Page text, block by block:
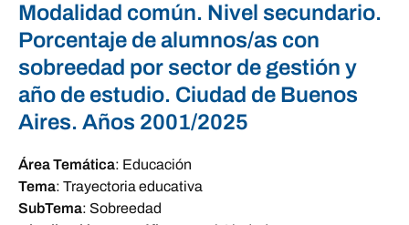
Modalidad común. Nivel secundario.
Porcentaje de alumnos/as con
sobreedad por sector de gestión y
año de estudio. Ciudad de Buenos
Aires. Años 2001/2025
Área Temática: Educación
Tema: Trayectoria educativa
SubTema: Sobreedad